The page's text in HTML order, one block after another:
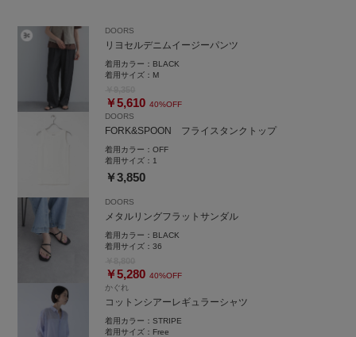
り、A4サイズも収まります。
サイドの配色がさりげないアクセントになってます！
👡メタルリングフラットサンダル
華奢なストラップにメタルパーツが可愛い大人のフラットサンダル。
足元をすっきりと見せながら、さりげなく存在感のあるデザインで、シン
プルなコーディネートのアクセントにもぴったりです◎
DOORS
リヨセルデニムイージーパンツ
着用カラー： BLACK
着用サイズ： M
￥5,610 40%OFF
DOORS
FORK&SPOON フライスタンクトップ
着用カラー：OFF
着用サイズ： 1
￥3,850
DOORS
メタルリングフラットサンダル
着用カラー： BLACK
着用サイズ：36
￥5,280 40%OFF
かぐれ
コットンシアーレギュラーシャツ
着用カラー：STRIPE
着用サイズ： Free